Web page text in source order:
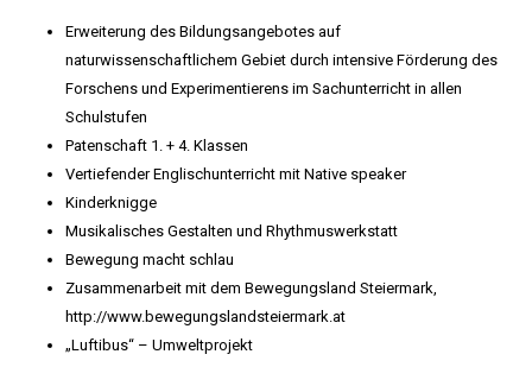
Erweiterung des Bildungsangebotes auf
naturwissenschaftlichem Gebiet durch intensive Förderung des
Forschens und Experimentierens im Sachunterricht in allen
Schulstufen
Patenschaft 1. + 4. Klassen
Vertiefender Englischunterricht mit Native speaker
Kinderknigge
Musikalisches Gestalten und Rhythmuswerkstatt
Bewegung macht schlau
Zusammenarbeit mit dem Bewegungsland Steiermark,
http://www.bewegungslandsteiermark.at
„Luftibus“ – Umweltprojekt